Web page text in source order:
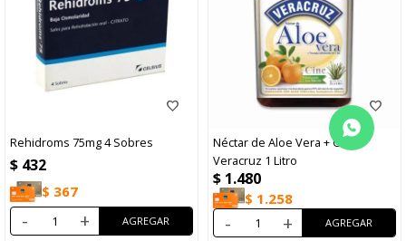
Rehidroms 75mg 4 Sobres
$ 432
$ 367
- +
Néctar de Aloe Vera + Cinc
Veracruz 1 Litro
$ 1.480
$ 1.258
- +